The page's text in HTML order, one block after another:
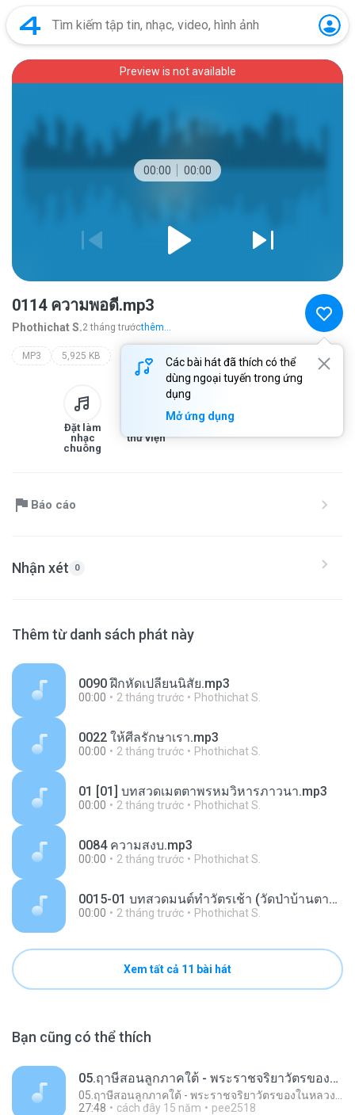
Preview is not available
00:00 00:00
Các bài hát đã thích có thể
dùng ngoại tuyến trong ứng
dụng
Mở ứng dụng
0114 ความพอดี.mp3
Phothichat S.2 tháng trướcthêm...
MP3 5,925 KB
Đặt làm
nhạc
chuông
thư viện
Báo cáo
Nhận xét 0
Thêm từ danh sách phát này
0090 ฝึกหัดเปลี่ยนนิสัย.mp3
00:00 2 tháng trước Phothichat S.
0022 ให้ศีลรักษาเรา.mp3
00:00 2 tháng trước Phothichat S.
01 [01] บทสวดเมตตาพรหมวิหารภาวนา.mp3
00:00 2 tháng trước Phothichat S.
0084 ความสงบ.mp3
00:00 2 tháng trước Phothichat S.
0015-01 บทสวดมนต์ทำวัตรเช้า (วัดป่าบ้านตาด).mp3
00:00 2 tháng trước Phothichat S.
Xem tất cả 11 bài hát
Bạn cũng có thể thích
05.ฤาษีสอนลูกภาคใต้ - พระราชจริยาวัตรของในหลวง (20 เมษายน 25
27:48
cách đây 15 năm pee2518